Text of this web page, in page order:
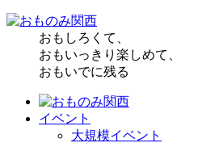
おもしろくて、
おもいっきり楽しめて、
おもいでに残る
イベント
大規模イベント